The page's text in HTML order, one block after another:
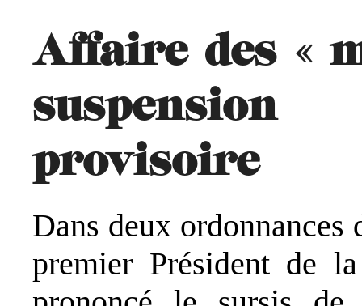
Affaire des «
provisoire
Dans deux
premier Président de